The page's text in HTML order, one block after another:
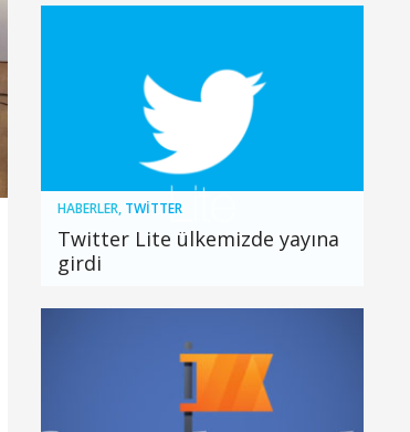
HABERLER, TWITTER
Twitter Lite ülkemizde yayına
girdi